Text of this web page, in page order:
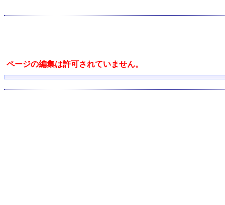
ページの編集は許可されていません。